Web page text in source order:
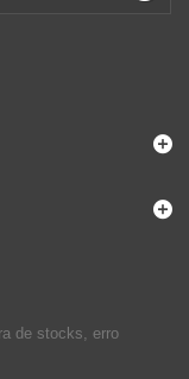
de stocks, erro